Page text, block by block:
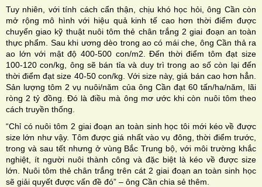
Tuy nhiên, với tính cách cẩn thận, chịu khó học hỏi, ông Cần còn
mở rộng mô hình với hiệu quả kinh tế cao hơn thời điểm được
chuyển giao kỹ thuật nuôi tôm thẻ chân trắng 2 giai đoạn an toàn
thực phẩm. Sau khi ương dèo trong ao có mái che, ông Cần thả ra
ao lớn với mật độ 400-500 con/m2. Đến thời điểm tôm đạt size
100-120 con/kg, ông sẽ bán tỉa và duy trì trong ao số còn lại đến
thời điểm đạt size 40-50 con/kg. Với size này, giá bán cao hơn hẳn.
Sản lượng tôm 2 vụ nuôi/năm của ông Cần đạt 60 tấn/ha/năm, lãi
ròng 2 tỷ đồng. Đó là điều mà ông mơ ước khi còn nuôi tôm theo
cách truyền thống.
“Chỉ có nuôi tôm 2 giai đoạn an toàn sinh học tôi mới kéo về được
size lớn như vậy. Tôm được giá nhất vào vụ đông, thời điểm trước,
trong và sau tết nhưng ở vùng Bắc Trung bộ, với môi trường khắc
nghiệt, ít người nuôi thành công và đặc biệt là kéo về được size
lớn. Nuôi tôm thẻ chân trắng trên cát 2 giai đoạn an toàn sinh học
sẽ giải quyết được vấn đề đó” – ông Cần chia sẻ thêm.